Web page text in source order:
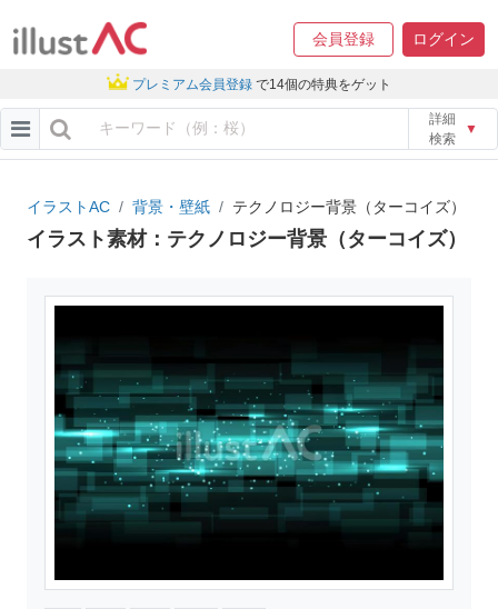
会員登録 ログイン
プレミアム会員登録 で14個の特典をゲット
詳細
検索
▼
イラストAC 背景・壁紙 テクノロジー背景（ターコイズ）
イラスト素材：テクノロジー背景（ターコイズ）